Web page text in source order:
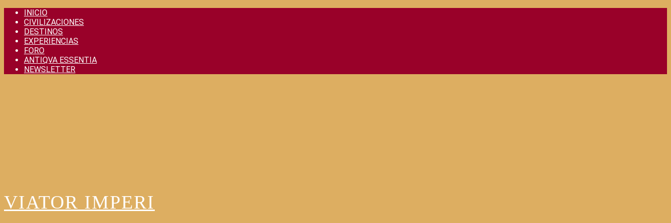
Skip
content
INICIO
CIVILIZACIONES
DESTINOS
EXPERIENCIAS
FORO
ANTIQVA ESSENTIA
NEWSLETTER
VIATOR IMPERI